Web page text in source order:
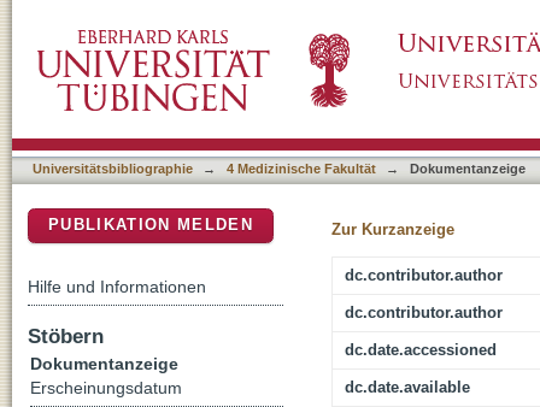
patients at risk for anaphylaxis
Universitätsbibliographie → 4 Medizinische Fakultät → Dokumentanzeige
Zur Kurzanzeige
dc.contributor.author
dc.contributor.author
dc.date.accessioned
dc.date.available
PUBLIKATION MELDEN
Hilfe und Informationen
Stöbern
Dokumentanzeige
Erscheinungsdatum